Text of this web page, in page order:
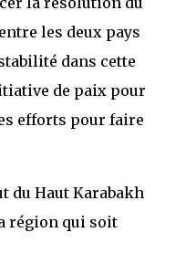
les deux pays
dans cette
de paix pour
efforts pour faire
du Haut Karabakh
région qui soit